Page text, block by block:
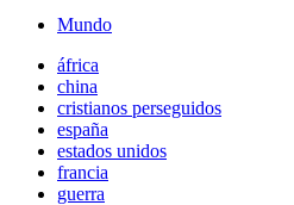
Mundo
áfrica
china
cristianos perseguidos
españa
estados unidos
francia
guerra